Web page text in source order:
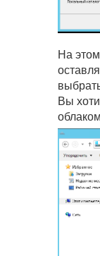
На
Вы
облаком